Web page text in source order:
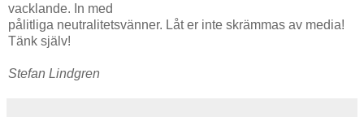
vacklande. In med
pålitliga neutralitetsvänner. Låt er inte skrämmas av media!
Tänk själv!
Stefan Lindgren